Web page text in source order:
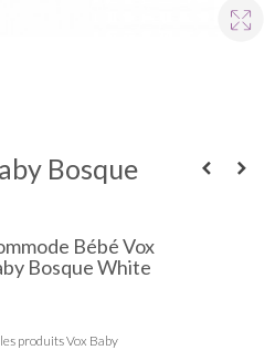
Bosque
Bébé Vox
Bosque White
produits Vox Baby